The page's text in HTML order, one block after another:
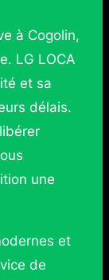
à Cogolin,
LG LOCA
et sa
délais.
une
et
de